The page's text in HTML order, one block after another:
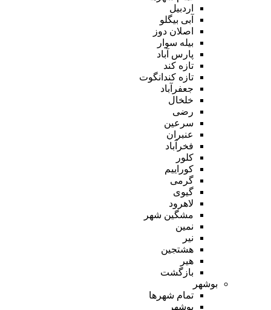
اردبیل
آبی بیگلو
اصلان دوز
بیله سوار
پارس آباد
تازه کند
تازه کندانگوت
جعفرآباد
خلخال
رضی
سرعین
عنبران
فخرآباد
کلور
کوراییم
گرمی
گیوی
لاهرود
مشگین شهر
نمین
نیر
هشتجین
هیر
بازگشت
بوشهر
تمام شهر‌ها
بوشهر